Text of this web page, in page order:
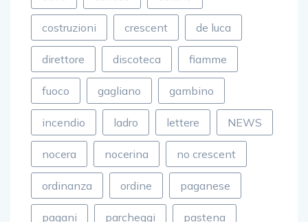
costruzioni crescent de luca
direttore discoteca fiamme
fuoco gagliano gambino
incendio ladro lettere NEWS
nocera nocerina no crescent
ordinanza ordine paganese
pagani parcheggi pastena